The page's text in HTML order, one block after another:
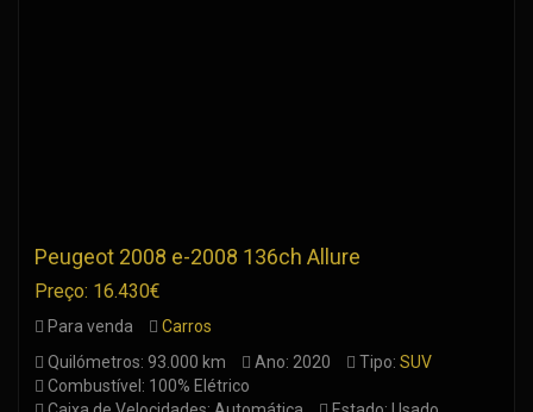
Peugeot 2008 e-2008 136ch Allure
Preço: 16.430€
Para venda
Carros
Quilómetros: 93.000 km
Ano: 2020 Tipo: SUV
Combustível: 100% Elétrico